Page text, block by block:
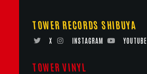
TOWER RECORDS SHIBUYA
X INSTAGRAM YOUTUBE
TOWER VINYL